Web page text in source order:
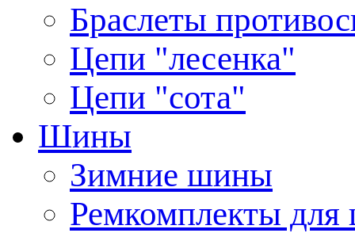
Браслеты
Цепи "лесенка"
Цепи "сота"
Шины
Зимние шины
Ремкомплекты